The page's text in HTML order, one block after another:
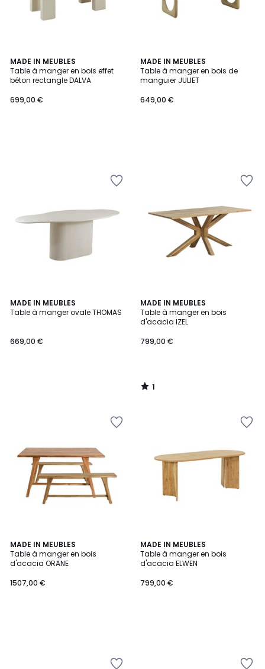
MADE IN MEUBLES
Table à manger en bois effet
béton rectangle DALVA
699,00 €
MADE IN MEUBLES
Table à manger en bois de
manguier JULIET
649,00 €
MADE IN MEUBLES
Table à manger ovale THOMAS
669,00 €
MADE IN MEUBLES
Table à manger en bois
d'acacia IZEL
799,00 €
1
/
5
1
/
MADE IN MEUBLES
Table à manger en bois
d'acacia ORANE
1507,00 €
MADE IN MEUBLES
Table à manger en bois
d'acacia ELWEN
799,00 €